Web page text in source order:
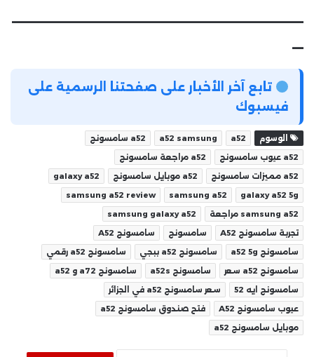
تابع آخر الأخبار على صفحتنا الرسمية على
فيسبوك
الوسوم a52
a52 samsung
a52 سامسونج
a52 عيوب سامسونج
a52 مراجعة سامسونج
a52 مميزات سامسونج
a52 موبايل سامسونج
galaxy a52
galaxy a52 5g
samsung a52
samsung a52 review
samsung a52 مراجعة
samsung galaxy a52
تجربة سامسونج A52
سامسونج
سامسونج A52
سامسونج a52 5g
سامسونج a52 ببجي
سامسونج a52 رقمي
سامسونج a52 سعر
سامسونج a52s
سامسونج a72 و a52
سامسونج ايه 52
سعر سامسونج a52 في الجزائر
عيوب سامسونج A52
فتح صندوق سامسونج a52
موبايل سامسونج a52